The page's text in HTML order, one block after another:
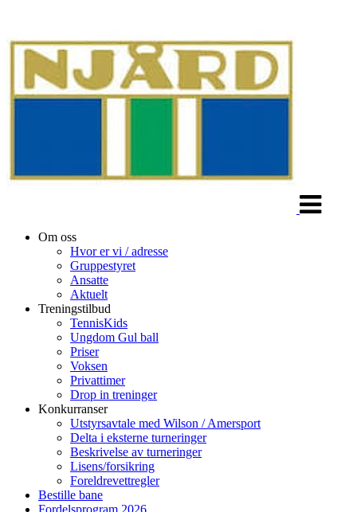
Om oss
Hvor er vi / adresse
Gruppestyret
Ansatte
Aktuelt
Treningstilbud
TennisKids
Ungdom Gul ball
Priser
Voksen
Privattimer
Drop in treninger
Konkurranser
Utstyrsavtale med Wilson / Amersport
Delta i eksterne turneringer
Beskrivelse av turneringer
Lisens/forsikring
Foreldrevettregler
Bestille bane
Fordelsprogram 2026